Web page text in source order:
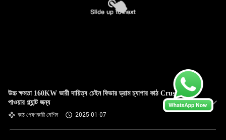
উচ্চ ক্ষমতা 160KW ভারী দায়িত্ব চেইন ফিডার ড্রাম চ্যাপার কাঠ Crusher
পাওয়ার প্ল্যান্ট জন্য
কাঠ পেষণকারী মেশিন 2025-01-07